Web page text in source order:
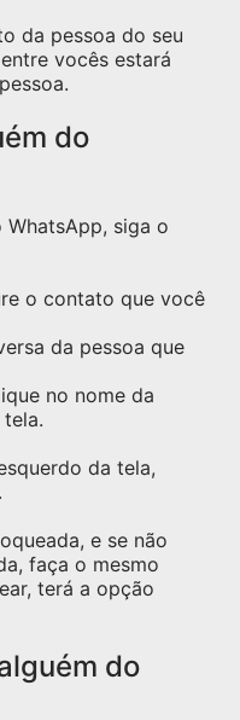
da pessoa do seu
vocês estará
do
WhatsApp, siga o
o contato que você
da pessoa que
no nome da
da tela,
.
e se não
faça o mesmo
terá a opção
do